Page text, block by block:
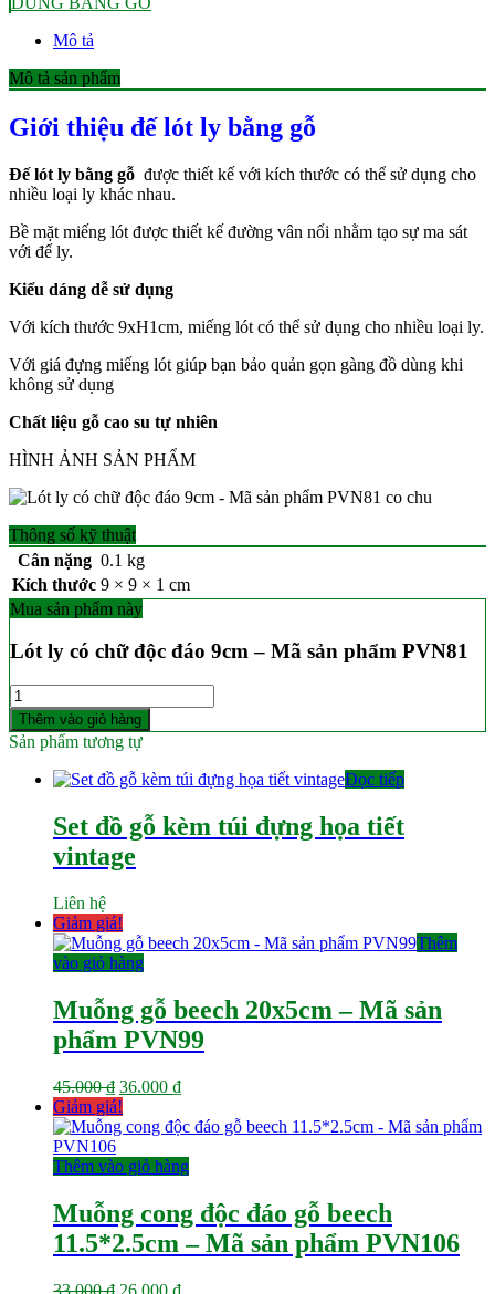
Mô tả
Mô tả sản phẩm
Giới thiệu đế lót ly bằng gỗ
Đế lót ly bằng gỗ được thiết kế với kích thước có thể sử dụng cho
nhiều loại ly khác nhau.
Bề mặt miếng lót được thiết kế đường vân nổi nhằm tạo sự ma sát
với đế ly.
Kiểu dáng dễ sử dụng
Với kích thước 9xH1cm, miếng lót có thể sử dụng cho nhiều loại ly.
Với giá đựng miếng lót giúp bạn bảo quản gọn gàng đồ dùng khi
không sử dụng
Chất liệu gỗ cao su tự nhiên
HÌNH ẢNH SẢN PHẨM
Thông số kỹ thuật
Cân nặng 0.1 kg
Kích thước 9 × 9 × 1 cm
Mua sản phẩm này
Lót ly có chữ độc đáo 9cm – Mã sản phẩm PVN81
Số
lượng
Thêm vào giỏ hàng
Sản phẩm tương tự
Đọc tiếp
Set đồ gỗ kèm túi đựng họa tiết
vintage
Liên hệ
Giảm giá!
Thêm
vào giỏ hàng
Muỗng gỗ beech 20x5cm – Mã sản
phẩm PVN99
45.000₫ Giá
gốc
là:
36.000 ₫Giá
tại
36.000 ₫.
Giảm giá!
Thêm vào giỏ hàng
Muỗng cong độc đáo gỗ beech
11.5*2.5cm – Mã sản phẩm PVN106
33.000₫ Giá
26.000 ₫Giá